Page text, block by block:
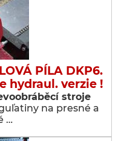
PÍLA DKP6.
hydraul. verzie !
stroje
na presné a
…